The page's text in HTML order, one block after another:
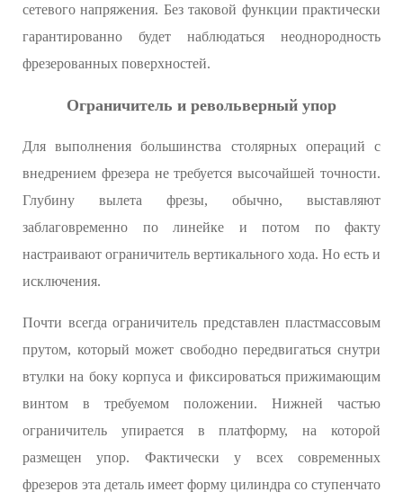
сетевого напряжения. Без таковой функции практически
гарантированно будет наблюдаться неоднородность
фрезерованных поверхностей.
Ограничитель и револьверный упор
Для выполнения большинства столярных операций с
внедрением фрезера не требуется высочайшей точности.
Глубину вылета фрезы, обычно, выставляют
заблаговременно по линейке и потом по факту
настраивают ограничитель вертикального хода. Но есть и
исключения.
Почти всегда ограничитель представлен пластмассовым
прутом, который может свободно передвигаться снутри
втулки на боку корпуса и фиксироваться прижимающим
винтом в требуемом положении. Нижней частью
ограничитель упирается в платформу, на которой
размещен упор. Фактически у всех современных
фрезеров эта деталь имеет форму цилиндра со ступенчато